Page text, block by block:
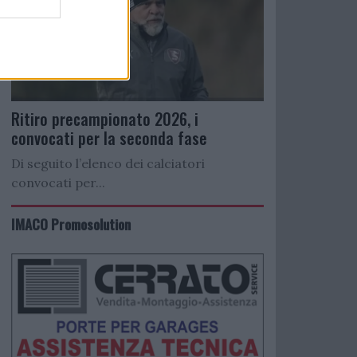
Ritiro precampionato 2026, i
convocati per la seconda fase
Di seguito l’elenco dei calciatori
convocati per...
IMACO Promosolution